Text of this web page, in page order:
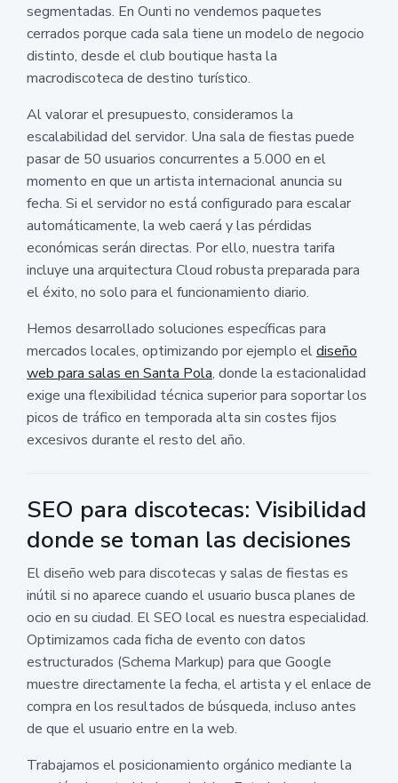
segmentadas. En Ounti no vendemos paquetes
cerrados porque cada sala tiene un modelo de negocio
distinto, desde el club boutique hasta la
macrodiscoteca de destino turístico.
Al valorar el presupuesto, consideramos la
escalabilidad del servidor. Una sala de fiestas puede
pasar de 50 usuarios concurrentes a 5.000 en el
momento en que un artista internacional anuncia su
fecha. Si el servidor no está configurado para escalar
automáticamente, la web caerá y las pérdidas
económicas serán directas. Por ello, nuestra tarifa
incluye una arquitectura Cloud robusta preparada para
el éxito, no solo para el funcionamiento diario.
Hemos desarrollado soluciones específicas para
mercados locales, optimizando por ejemplo eldiseño
web para salas en Santa Pola, donde la estacionalidad
exige una flexibilidad técnica superior para soportar los
picos de tráfico en temporada alta sin costes fijos
excesivos durante el resto del año.
SEO para discotecas: Visibilidad
donde se toman las decisiones
El diseño web para discotecas y salas de fiestas es
inútil si no aparece cuando el usuario busca planes de
ocio en su ciudad. El SEO local es nuestra especialidad.
Optimizamos cada ficha de evento con datos
estructurados (Schema Markup) para que Google
muestre directamente la fecha, el artista y el enlace de
compra en los resultados de búsqueda, incluso antes
de que el usuario entre en la web.
Trabajamos el posicionamiento orgánico mediante la